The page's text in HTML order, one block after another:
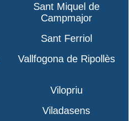
Sant Miquel de
Campmajor
Sant Ferriol
Vallfogona de Ripollès
Vilopriu
Viladasens